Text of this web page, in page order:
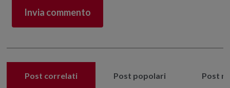
Post correlati Post popolari Post